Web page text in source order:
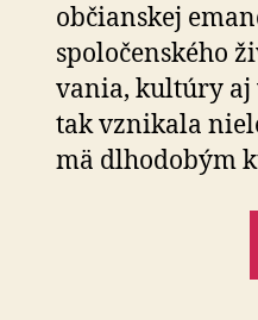
občianskej
spoločenského
va­nia, kultúry aj
tak vznikala
mä dlhodobým